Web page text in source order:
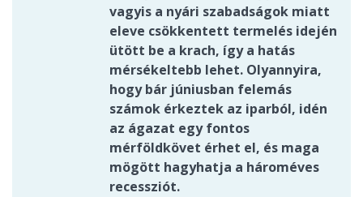
vagyis a nyári szabadságok miatt
eleve csökkentett termelés idején
ütött be a krach, így a hatás
mérsékeltebb lehet. Olyannyira,
hogy bár júniusban felemás
számok érkeztek az iparból, idén
az ágazat egy fontos
mérföldkövet érhet el, és maga
mögött hagyhatja a hároméves
recessziót.